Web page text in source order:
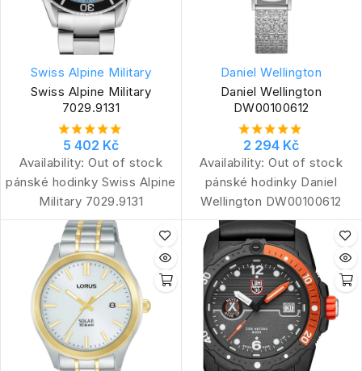
Swiss Alpine Military
Swiss Alpine Military
7029.9131
5 402 Kč
Availability: Out of stock
pánské hodinky Swiss Alpine
Military 7029.9131
Daniel Wellington
Daniel Wellington
DW00100612
2 294 Kč
Availability: Out of stock
pánské hodinky Daniel
Wellington DW00100612